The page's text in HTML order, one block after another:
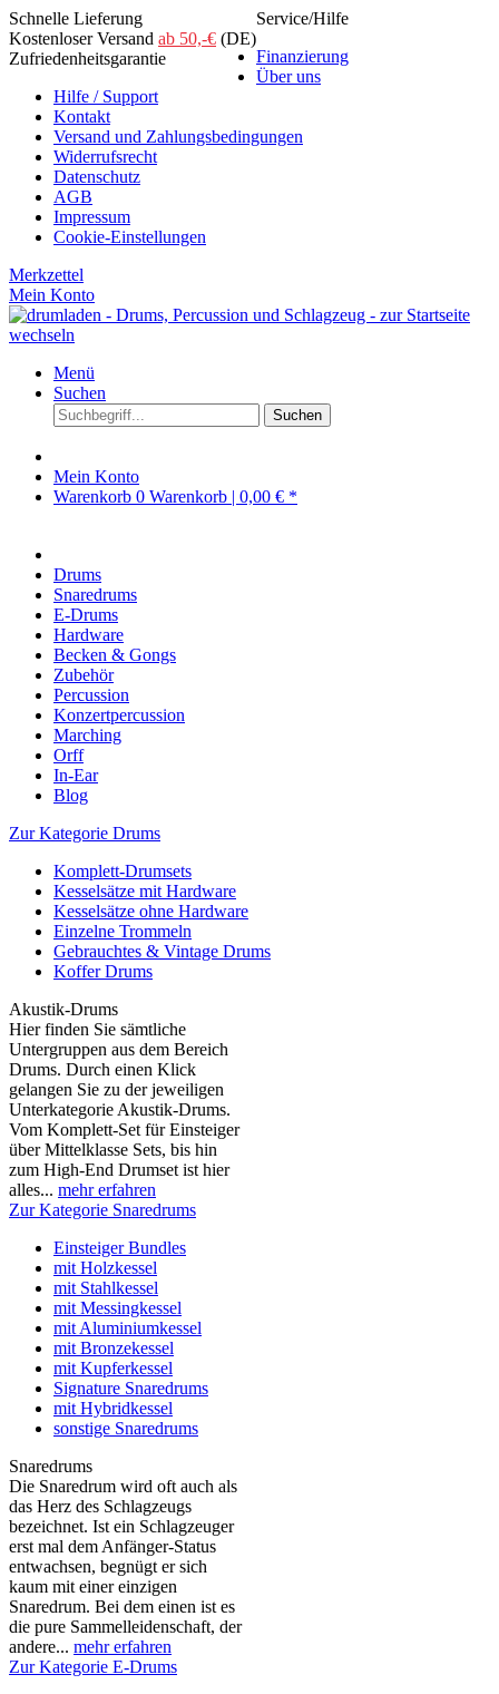
Schnelle Lieferung
Kostenloser Versand ab 50,-€ (DE)
Zufriedenheitsgarantie
Service/Hilfe
Finanzierung
Über uns
Hilfe / Support
Kontakt
Versand und Zahlungsbedingungen
Widerrufsrecht
Datenschutz
AGB
Impressum
Cookie-Einstellungen
Merkzettel
Mein Konto
Menü
Suchen
Suchen
Mein Konto
Warenkorb 0 Warenkorb | 0,00 € *
Drums
Snaredrums
E-Drums
Hardware
Becken & Gongs
Zubehör
Percussion
Konzertpercussion
Marching
Orff
In-Ear
Blog
Zur Kategorie Drums
Komplett-Drumsets
Kesselsätze mit Hardware
Kesselsätze ohne Hardware
Einzelne Trommeln
Gebrauchtes & Vintage Drums
Koffer Drums
Akustik-Drums
Hier finden Sie sämtliche
Untergruppen aus dem Bereich
Drums. Durch einen Klick
gelangen Sie zu der jeweiligen
Unterkategorie Akustik-Drums.
Vom Komplett-Set für Einsteiger
über Mittelklasse Sets, bis hin
zum High-End Drumset ist hier
alles... mehr erfahren
Zur Kategorie Snaredrums
Einsteiger Bundles
mit Holzkessel
mit Stahlkessel
mit Messingkessel
mit Aluminiumkessel
mit Bronzekessel
mit Kupferkessel
Signature Snaredrums
mit Hybridkessel
sonstige Snaredrums
Snaredrums
Die Snaredrum wird oft auch als
das Herz des Schlagzeugs
bezeichnet. Ist ein Schlagzeuger
erst mal dem Anfänger-Status
entwachsen, begnügt er sich
kaum mit einer einzigen
Snaredrum. Bei dem einen ist es
die pure Sammelleidenschaft, der
andere... mehr erfahren
Zur Kategorie E-Drums